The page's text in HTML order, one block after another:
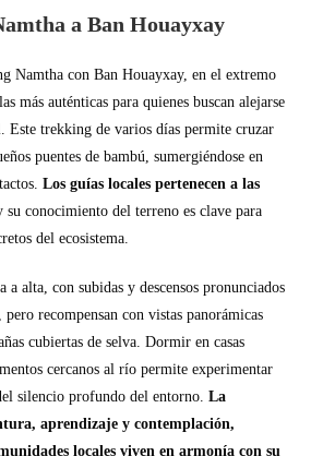
a Ban Houayxay
Namtha con Ban Houayxay, en el extremo
más auténticas para quienes buscan alejarse
Este trekking de varios días permite cruzar
puentes de bambú, sumergiéndose en
Los guías locales pertenecen a las
y su conocimiento del terreno es clave para
del ecosistema.
a alta, con subidas y descensos pronunciados
recompensan con vistas panorámicas
cubiertas de selva. Dormir en casas
cercanos al río permite experimentar
silencio profundo del entorno.La
aprendizaje y contemplación,
locales viven en armonía con su